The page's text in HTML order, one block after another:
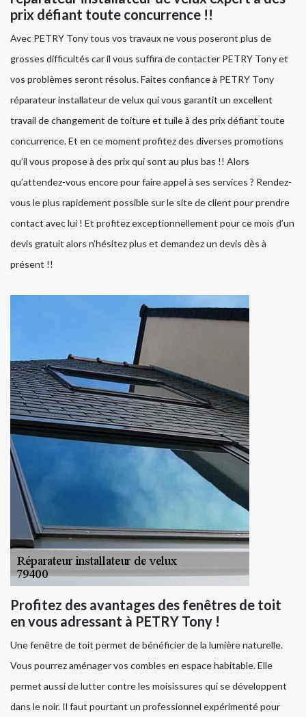
prix défiant toute concurrence !!
Avec PETRY Tony tous vos travaux ne vous poseront plus de
grosses difficultés car il vous suffira de contacter PETRY Tony et
vos problèmes seront résolus. Faites confiance à PETRY Tony
réparateur installateur de velux qui vous garantit un excellent
travail de changement de toiture et tuile à des prix défiant toute
concurrence. Et en ce moment profitez des diverses promotions
qu’il vous propose à des prix qui sont au plus bas !! Alors
qu’attendez-vous encore pour faire appel à ses services ? Rendez-
vous le plus rapidement possible sur le site de client pour prendre
contact avec lui ! Et profitez exceptionnellement pour ce mois d’un
devis gratuit alors n’hésitez plus et demandez un devis dès à
présent !!
Profitez des avantages des fenêtres de toit
en vous adressant à PETRY Tony !
Une fenêtre de toit permet de bénéficier de la lumière naturelle.
Vous pourrez aménager vos combles en espace habitable. Elle
permet aussi de lutter contre les moisissures qui se développent
dans le noir. Il faut pourtant un professionnel expérimenté pour